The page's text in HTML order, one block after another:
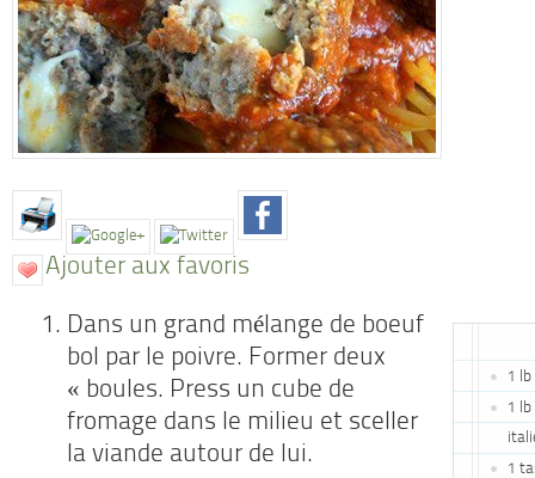
Ajouter aux favoris
1 lb
1 lb
1
Dans un grand mélange de boeuf
bol par le poivre. Former deux
« boules. Press un cube de
fromage dans le milieu et sceller
la viande autour de lui.